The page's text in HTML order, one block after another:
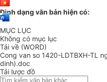
Định dạng văn bản hiện có:
MỤC LỤC
Không có mục lục
Tải về (WORD)
Cong van so 1420-LDTBXH-TL
dinh).doc
Tải lược đồ